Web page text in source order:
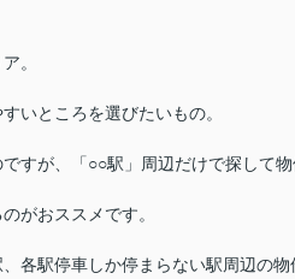
。
いところを選びたいもの。
すが、「○○駅」周辺だけで探して物
がおススメです。
各駅停車しか停まらない駅周辺の